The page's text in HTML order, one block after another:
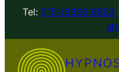
Zum
springen
Tel: 0151/6856 6583